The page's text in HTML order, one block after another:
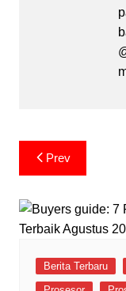
Post
navigation
Prev
Berita Terbaru